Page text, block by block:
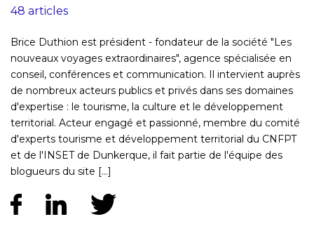
48 articles
Brice Duthion est président - fondateur de la société "Les
nouveaux voyages extraordinaires", agence spécialisée en
conseil, conférences et communication. Il intervient auprès
de nombreux acteurs publics et privés dans ses domaines
d'expertise : le tourisme, la culture et le développement
territorial. Acteur engagé et passionné, membre du comité
d'experts tourisme et développement territorial du CNFPT
et de l'INSET de Dunkerque, il fait partie de l'équipe des
blogueurs du site [...]